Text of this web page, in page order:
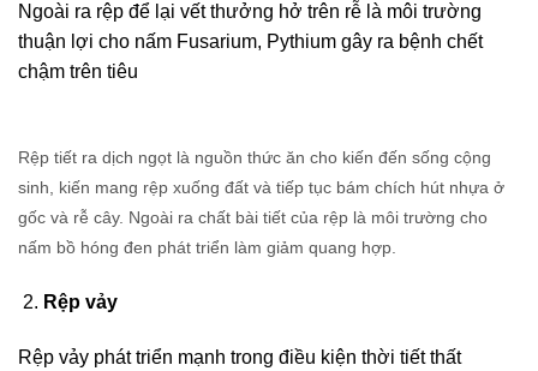
Ngoài ra rệp để lại vết thưởng hở trên rễ là môi trường
thuận lợi cho nấm Fusarium, Pythium gây ra bệnh chết
chậm trên tiêu
Rệp tiết ra dịch ngọt là nguồn thức ăn cho kiến đến sống cộng
sinh, kiến mang rệp xuống đất và tiếp tục bám chích hút nhựa ở
gốc và rễ cây. Ngoài ra chất bài tiết của rệp là môi trường cho
nấm bồ hóng đen phát triển làm giảm quang hợp.
Rệp vảy
Rệp vảy phát triển mạnh trong điều kiện thời tiết thất